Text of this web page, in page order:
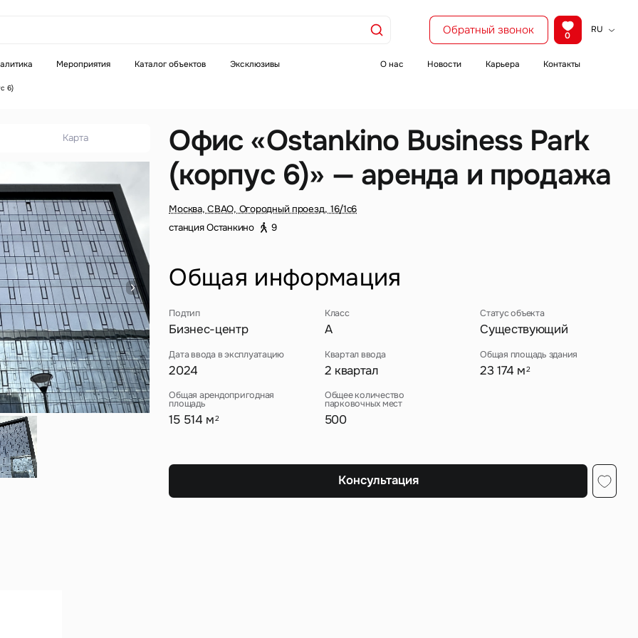
Обратный звонок 0
RU
Мероприятия Каталог объектов Эксклюзивы О нас Новости Карьера Контакты
6)
Офис «Ostankino Business Park
(корпус 6)» — аренда и продажа
Москва, СВАО, Огородный проезд, 16/1с6
станция Останкино
9
Общая информация
Подтип
Бизнес-центр
Класс
A
Статус объекта
Существующий
Дата ввода в эксплуатацию
2024
Квартал ввода
2 квартал
Общая площадь здания
23 174 м2
Общая арендопригодная
площадь
15 514 м2
Общее количество
парковочных мест
500
Консультация
Карта
звонок
неверный формат
Это обязательное поле
Введен неверный формат
поле
неверный форматСейчас
Отправить
на кнопку «Отправить», вы даете свое согласие на обработку и использование ваших